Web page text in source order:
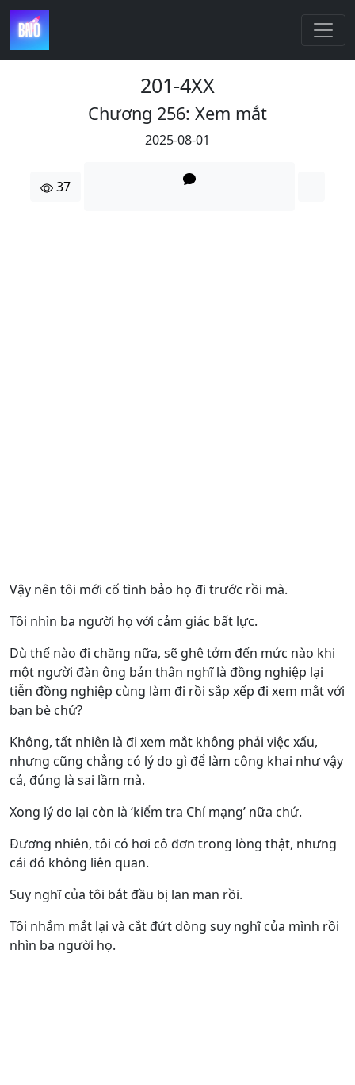
201-4XX
Chương 256: Xem mắt
2025-08-01
37
Vậy nên tôi mới cố tình bảo họ đi trước rồi mà.
Tôi nhìn ba người họ với cảm giác bất lực.
Dù thế nào đi chăng nữa, sẽ ghê tởm đến mức nào khi
một người đàn ông bản thân nghĩ là đồng nghiệp lại
tiễn đồng nghiệp cùng làm đi rồi sắp xếp đi xem mắt với
bạn bè chứ?
Không, tất nhiên là đi xem mắt không phải việc xấu,
nhưng cũng chẳng có lý do gì để làm công khai như vậy
cả, đúng là sai lầm mà.
Xong lý do lại còn là ‘kiểm tra Chí mạng’ nữa chứ.
Đương nhiên, tôi có hơi cô đơn trong lòng thật, nhưng
cái đó không liên quan.
Suy nghĩ của tôi bắt đầu bị lan man rồi.
Tôi nhắm mắt lại và cắt đứt dòng suy nghĩ của mình rồi
nhìn ba người họ.